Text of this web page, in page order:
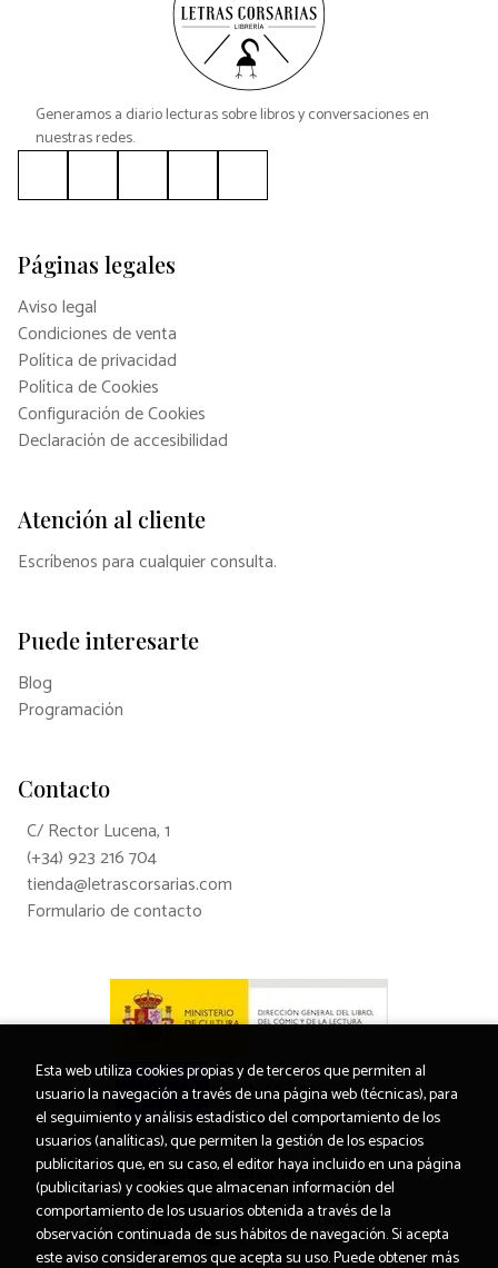
Generamos a diario lecturas sobre libros y conversaciones en
nuestras redes.
Páginas legales
Aviso legal
Condiciones de venta
Política de privacidad
Política de Cookies
Configuración de Cookies
Declaración de accesibilidad
Atención al cliente
Escríbenos para cualquier consulta.
Puede interesarte
Blog
Programación
Contacto
C/ Rector Lucena, 1
(+34) 923 216 704
tienda@letrascorsarias.com
Formulario de contacto
Esta web utiliza cookies propias y de terceros que permiten al
usuario la navegación a través de una página web (técnicas), para
el seguimiento y análisis estadístico del comportamiento de los
usuarios (analíticas), que permiten la gestión de los espacios
publicitarios que, en su caso, el editor haya incluido en una página
(publicitarias) y cookies que almacenan información del
comportamiento de los usuarios obtenida a través de la
observación continuada de sus hábitos de navegación. Si acepta
este aviso consideraremos que acepta su uso. Puede obtener más